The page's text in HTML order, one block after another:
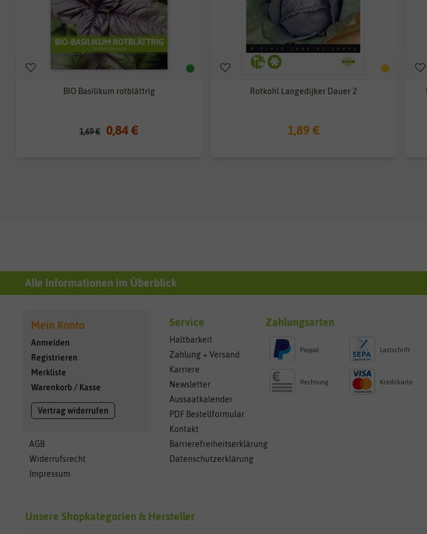
BIO Basilikum rotblättrig
1,69 € 0,84 €
Rotkohl Langedijker Dauer 2
1,89 €
Alle Informationen im Überblick
Mein Konto
Anmelden
Registrieren
Merkliste
Warenkorb / Kasse
Vertrag widerrufen
AGB
Widerrufsrecht
Impressum
Service
Haltbarkeit
Zahlung + Versand
Karriere
Newsletter
Aussaatkalender
PDF Bestellformular
Kontakt
Barrierefreiheitserklärung
Datenschutzerklärung
Zahlungsarten
Paypal Lastschrift
Rechnung Kreditkarte
Unsere Shopkategorien & Hersteller